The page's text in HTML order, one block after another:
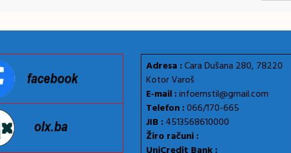
Adresa :Cara Dušana 280, 78220
Kotor Varoš
E-mail :infoemstil@gmail.com
Telefon :066/170-665
JIB :4513568610000
Žiro računi :